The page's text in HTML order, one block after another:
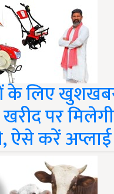
के लिए
खरीद पर
ऐसे करें अप्लाई